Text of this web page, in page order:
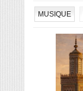
MUSIQUE